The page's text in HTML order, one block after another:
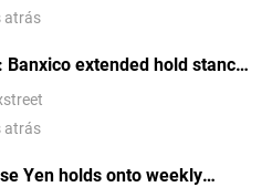
atrás
Banxico extended hold stance
Generale
atrás
Yen holds onto weekly